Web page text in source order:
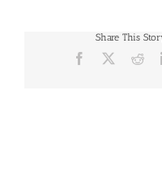
Share This
Facebook